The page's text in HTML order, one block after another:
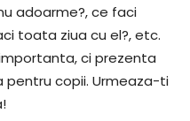
adoarme?, ce faci
toata ziua cu el?, etc.
ci prezenta
pentru copii. Urmeaza-ti